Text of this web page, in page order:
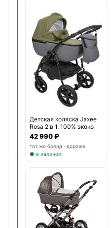
Детская коляска Jaxee
Rosa 2 в 1, 100% экоко
42 990 ₽
тот же бренд · дороже
● в наличии